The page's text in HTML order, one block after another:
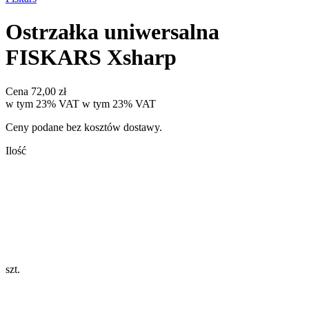
Ostrzałka uniwersalna
FISKARS Xsharp
Cena 72,00 zł
w tym 23% VAT w tym 23% VAT
Ceny podane bez kosztów dostawy.
Ilość
szt.